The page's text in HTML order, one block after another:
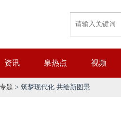
资讯 泉热点 视频
专题 > 筑梦现代化 共绘新图景